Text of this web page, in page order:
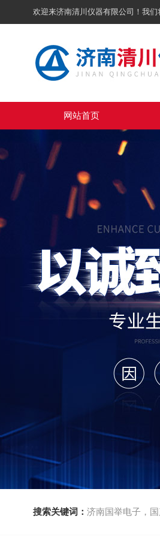
欢迎来济南清川仪器有限公司！我们
网站首页
搜索关键词： 济南国举电子，